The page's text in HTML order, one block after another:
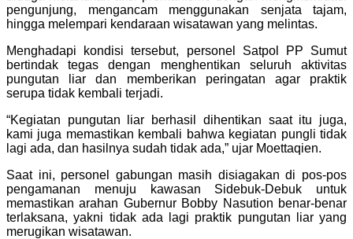
pengunjung, mengancam menggunakan senjata tajam,
hingga melempari kendaraan wisatawan yang melintas.
Menghadapi kondisi tersebut, personel Satpol PP Sumut
bertindak tegas dengan menghentikan seluruh aktivitas
pungutan liar dan memberikan peringatan agar praktik
serupa tidak kembali terjadi.
“Kegiatan pungutan liar berhasil dihentikan saat itu juga,
kami juga memastikan kembali bahwa kegiatan pungli tidak
lagi ada, dan hasilnya sudah tidak ada,” ujar Moettaqien.
Saat ini, personel gabungan masih disiagakan di pos-pos
pengamanan menuju kawasan Sidebuk-Debuk untuk
memastikan arahan Gubernur Bobby Nasution benar-benar
terlaksana, yakni tidak ada lagi praktik pungutan liar yang
merugikan wisatawan.